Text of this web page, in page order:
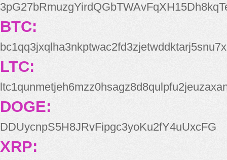
BTC:
bc1qq3jxqlha3nkptwac2fd3zjetwddktarj5snu7x
LTC:
DOGE:
DDUycnpS5H8JRvFipgc3yoKu2fY4uUxcFG
XRP: